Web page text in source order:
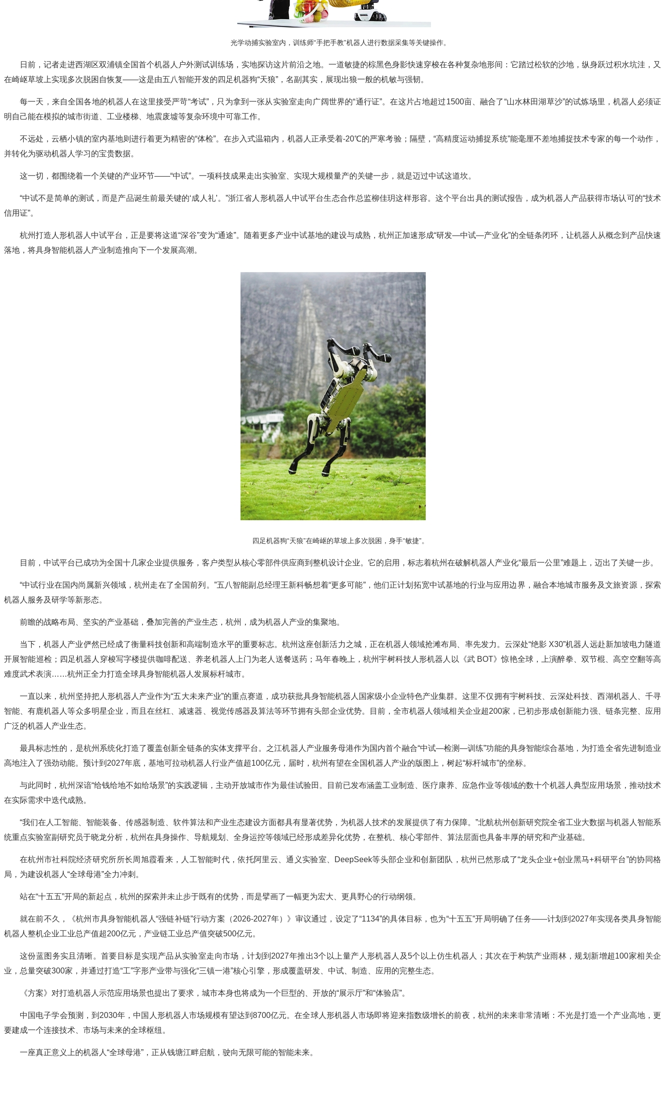
光学动捕实验室内，训练师“手把手教”机器人进行数据采集等关键操作。
日前，记者走进西湖区双浦镇全国首个机器人户外测试训练场，实地探访这片前沿之地。一道敏捷的棕黑色身影快速穿梭在各种复杂地形间：它踏过松软的沙地，纵身跃过积水坑洼，又
在崎岖草坡上实现多次脱困自恢复——这是由五八智能开发的四足机器狗“天狼”，名副其实，展现出狼一般的机敏与强韧。
每一天，来自全国各地的机器人在这里接受严苛“考试”，只为拿到一张从实验室走向广阔世界的“通行证”。在这片占地超过1500亩、融合了“山水林田湖草沙”的试炼场里，机器人必须证
明自己能在模拟的城市街道、工业楼梯、地震废墟等复杂环境中可靠工作。
不远处，云栖小镇的室内基地则进行着更为精密的“体检”。在步入式温箱内，机器人正承受着-20℃的严寒考验；隔壁，“高精度运动捕捉系统”能毫厘不差地捕捉技术专家的每一个动作，
并转化为驱动机器人学习的宝贵数据。
这一切，都围绕着一个关键的产业环节——“中试”。一项科技成果走出实验室、实现大规模量产的关键一步，就是迈过中试这道坎。
“中试不是简单的测试，而是产品诞生前最关键的‘成人礼’。”浙江省人形机器人中试平台生态合作总监柳佳玥这样形容。这个平台出具的测试报告，成为机器人产品获得市场认可的“技术
信用证”。
杭州打造人形机器人中试平台，正是要将这道“深谷”变为“通途”。随着更多产业中试基地的建设与成熟，杭州正加速形成“研发—中试—产业化”的全链条闭环，让机器人从概念到产品快速
落地，将具身智能机器人产业制造推向下一个发展高潮。
四足机器狗“天狼”在崎岖的草坡上多次脱困，身手“敏捷”。
目前，中试平台已成功为全国十几家企业提供服务，客户类型从核心零部件供应商到整机设计企业。它的启用，标志着杭州在破解机器人产业化“最后一公里”难题上，迈出了关键一步。
“中试行业在国内尚属新兴领域，杭州走在了全国前列。”五八智能副总经理王新科畅想着“更多可能”，他们正计划拓宽中试基地的行业与应用边界，融合本地城市服务及文旅资源，探索
机器人服务及研学等新形态。
前瞻的战略布局、坚实的产业基础，叠加完善的产业生态，杭州，成为机器人产业的集聚地。
当下，机器人产业俨然已经成了衡量科技创新和高端制造水平的重要标志。杭州这座创新活力之城，正在机器人领域抢滩布局、率先发力。云深处“绝影 X30”机器人远赴新加坡电力隧道
开展智能巡检；四足机器人穿梭写字楼提供咖啡配送、养老机器人上门为老人送餐送药；马年春晚上，杭州宇树科技人形机器人以《武 BOT》惊艳全球，上演醉拳、双节棍、高空空翻等高
难度武术表演……杭州正全力打造全球具身智能机器人发展标杆城市。
一直以来，杭州坚持把人形机器人产业作为“五大未来产业”的重点赛道，成功获批具身智能机器人国家级小企业特色产业集群。这里不仅拥有宇树科技、云深处科技、西湖机器人、千寻
智能、有鹿机器人等众多明星企业，而且在丝杠、减速器、视觉传感器及算法等环节拥有头部企业优势。目前，全市机器人领域相关企业超200家，已初步形成创新能力强、链条完整、应用
广泛的机器人产业生态。
最具标志性的，是杭州系统化打造了覆盖创新全链条的实体支撑平台。之江机器人产业服务母港作为国内首个融合“中试—检测—训练”功能的具身智能综合基地，为打造全省先进制造业
高地注入了强劲动能。预计到2027年底，基地可拉动机器人行业产值超100亿元，届时，杭州有望在全国机器人产业的版图上，树起“标杆城市”的坐标。
与此同时，杭州深谙“给钱给地不如给场景”的实践逻辑，主动开放城市作为最佳试验田。目前已发布涵盖工业制造、医疗康养、应急作业等领域的数十个机器人典型应用场景，推动技术
在实际需求中迭代成熟。
“我们在人工智能、智能装备、传感器制造、软件算法和产业生态建设方面都具有显著优势，为机器人技术的发展提供了有力保障。”北航杭州创新研究院全省工业大数据与机器人智能系
统重点实验室副研究员于晓龙分析，杭州在具身操作、导航规划、全身运控等领域已经形成差异化优势，在整机、核心零部件、算法层面也具备丰厚的研究和产业基础。
在杭州市社科院经济研究所所长周旭霞看来，人工智能时代，依托阿里云、通义实验室、DeepSeek等头部企业和创新团队，杭州已然形成了“龙头企业+创业黑马+科研平台”的协同格
局，为建设机器人“全球母港”全力冲刺。
站在“十五五”开局的新起点，杭州的探索并未止步于既有的优势，而是擘画了一幅更为宏大、更具野心的行动纲领。
就在前不久，《杭州市具身智能机器人“强链补链”行动方案（2026-2027年）》审议通过，设定了“1134”的具体目标，也为“十五五”开局明确了任务——计划到2027年实现各类具身智能
机器人整机企业工业总产值超200亿元，产业链工业总产值突破500亿元。
这份蓝图务实且清晰。首要目标是实现产品从实验室走向市场，计划到2027年推出3个以上量产人形机器人及5个以上仿生机器人；其次在于构筑产业雨林，规划新增超100家相关企
业，总量突破300家，并通过打造“工”字形产业带与强化“三镇一港”核心引擎，形成覆盖研发、中试、制造、应用的完整生态。
《方案》对打造机器人示范应用场景也提出了要求，城市本身也将成为一个巨型的、开放的“展示厅”和“体验店”。
中国电子学会预测，到2030年，中国人形机器人市场规模有望达到8700亿元。在全球人形机器人市场即将迎来指数级增长的前夜，杭州的未来非常清晰：不光是打造一个产业高地，更
要建成一个连接技术、市场与未来的全球枢纽。
一座真正意义上的机器人“全球母港”，正从钱塘江畔启航，驶向无限可能的智能未来。